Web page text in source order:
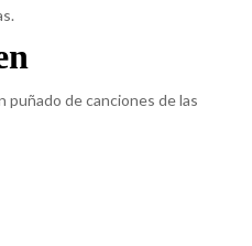
puñado de canciones de las